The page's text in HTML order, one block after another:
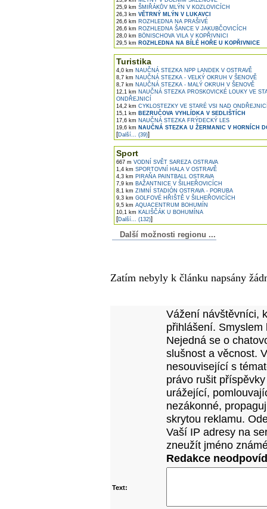
25,9 km ŠMIŘÁKŮV MLÝN V KOZLOVICÍCH
26,3 km VĚTRNÝ MLÝN V LUKAVCI
26,6 km ROZHLEDNA NA PRAŠIVÉ
26,6 km ROZHLEDNA ŠANCE V JAKUBČOVICÍCH
28,0 km BÖNISCHOVA VILA V KOPŘIVNICI
29,5 km ROZHLEDNA NA BÍLÉ HOŘE U KOPŘIVNICE
Turistika
4,0 km NAUČNÁ STEZKA NPP LANDEK V OSTRAVĚ
8,7 km NAUČNÁ STEZKA - VELKÝ OKRUH V ŠENOVĚ
8,7 km NAUČNÁ STEZKA - MALÝ OKRUH V ŠENOVĚ
12,1 km NAUČNÁ STEZKA PROSKOVICKÉ LOUKY VE
ONDŘEJNICÍ
14,2 km CYKLOSTEZKY VE STARÉ VSI NAD
15,1 km BEZRUČOVA VYHLÍDKA V SEDLIŠTÍCH
17,6 km NAUČNÁ STEZKA FRÝDECKÝ LES
19,6 km NAUČNÁ STEZKA U ŽERMANIC V HORNÍCH
[Další... (39)]
Sport
667 m VODNÍ SVĚT SAREZA OSTRAVA
1,4 km SPORTOVNÍ HALA V OSTRAVĚ
4,3 km PIRAŇA PAINTBALL OSTRAVA
7,9 km BAŽANTNICE V ŠILHEŘOVICÍCH
8,1 km ZIMNÍ STADIÓN OSTRAVA - PORUBA
9,3 km GOLFOVÉ HŘIŠTĚ V ŠILHEŘOVICÍCH
9,5 km AQUACENTRUM BOHUMÍN
10,1 km KALIŠČÁK U BOHUMÍNA
[Další... (132)]
Další možnosti regionu ...
Zatím nebyly k článku napsány
Vážení návštěvníci,
přihlášení.
Nejedná se o
slušnost a věcnost.
nesouvisející s
právo rušit
urážející,
nezákonné,
skrytou reklamu.
Vaší IP adresy na
zneužít jméno
Redakce
Text: